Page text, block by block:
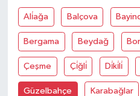
Ali̇ağa Balçova
Bergama Beydağ
Çeşme Çi̇ğli̇ Di̇ki̇li̇
Güzelbahçe Karabağlar